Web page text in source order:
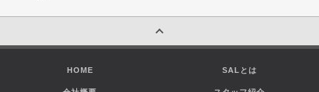
HOME SALとは